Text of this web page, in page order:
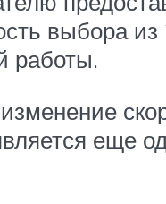
выбора из
работы.
еще